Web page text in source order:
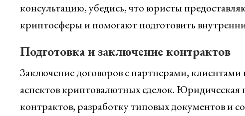
консультацию, убедись, что юристы
криптосферы и помогают подготовить
Подготовка и заключение контрактов
Заключение договоров с партнерами,
аспектов криптовалютных сделок. Юридическая
контрактов, разработку типовых документов и